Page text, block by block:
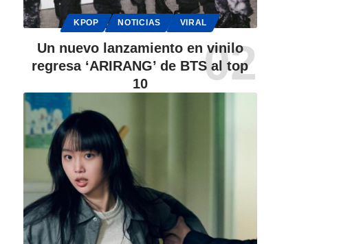
KPOP NOTICIAS VIRAL
Un nuevo lanzamiento en vinilo
regresa ‘ARIRANG’ de BTS al top
10